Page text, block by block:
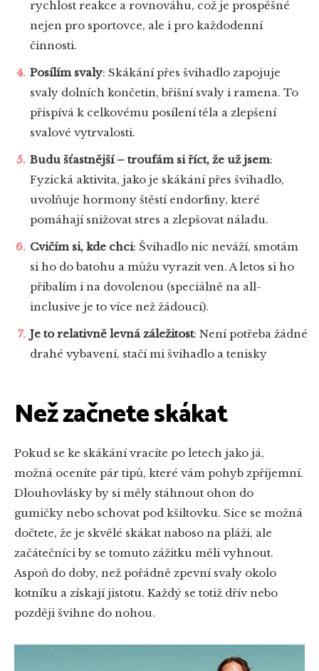
rychlost reakce a rovnováhu, což je prospěšné
nejen pro sportovce, ale i pro každodenní
činnosti.
Posílím svaly: Skákání přes švihadlo zapojuje
svaly dolních končetin, břišní svaly i ramena. To
přispívá k celkovému posílení těla a zlepšení
svalové vytrvalosti.
Budu šťastnější – troufám si říct, že už jsem:
Fyzická aktivita, jako je skákání přes švihadlo,
uvolňuje hormony štěstí endorfiny, které
pomáhají snižovat stres a zlepšovat náladu.
Cvičím si, kde chci: Švihadlo nic neváží, smotám
si ho do batohu a můžu vyrazit ven. A letos si ho
přibalím i na dovolenou (speciálně na all-
inclusive je to více než žádoucí).
Je to relativně levná záležitost: Není potřeba žádné
drahé vybavení, stačí mi švihadlo a tenisky
Než začnete skákat
Pokud se ke skákání vracíte po letech jako já,
možná oceníte pár tipů, které vám pohyb zpříjemní.
Dlouhovlásky by si měly stáhnout ohon do
gumičky nebo schovat pod kšiltovku. Sice se možná
dočtete, že je skvělé skákat naboso na pláži, ale
začátečníci by se tomuto zážitku měli vyhnout.
Aspoň do doby, než pořádně zpevní svaly okolo
kotníku a získají jistotu. Každý se totiž dřív nebo
později švihne do nohou.